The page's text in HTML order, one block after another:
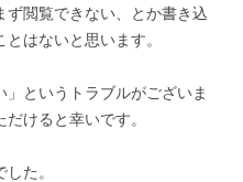
閲覧できない、とか書き込
はないと思います。
というトラブルがございま
けると幸いです。
た。